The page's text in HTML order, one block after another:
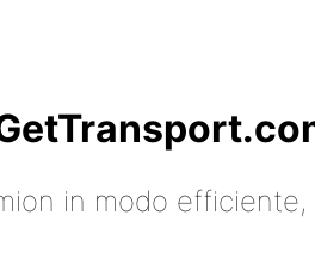
in modo efficiente,